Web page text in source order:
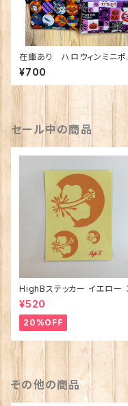
在庫あり ハロウィンミニポ
チ Dカン付き
¥700
セール中の商品
HighBステッカー イエロー
¥520
20%OFF
その他の商品